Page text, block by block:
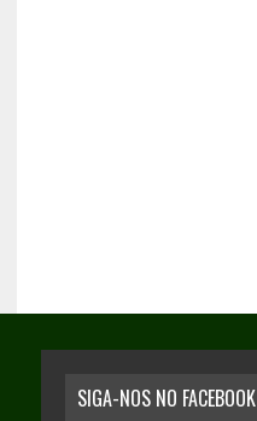
SIGA-NOS NO FACEBOOK